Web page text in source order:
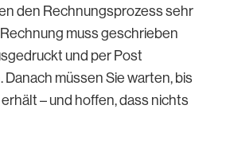
den Rechnungsprozess sehr
muss geschrieben
und per Post
müssen Sie warten, bis
– und hoffen, dass nichts